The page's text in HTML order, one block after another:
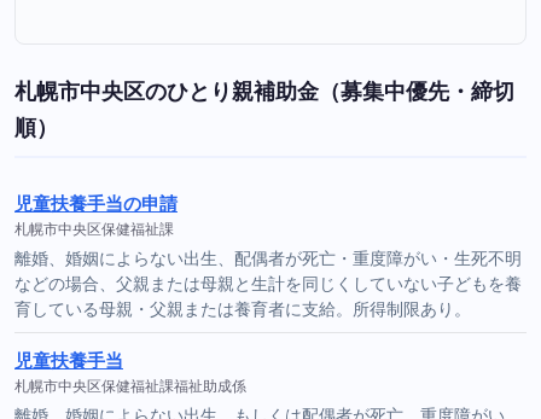
札幌市中央区のひとり親補助金（募集中優先・締切
順）
児童扶養手当の申請
札幌市中央区保健福祉課
離婚、婚姻によらない出生、配偶者が死亡・重度障がい・生死不明
などの場合、父親または母親と生計を同じくしていない子どもを養
育している母親・父親または養育者に支給。所得制限あり。
児童扶養手当
札幌市中央区保健福祉課福祉助成係
離婚、婚姻によらない出生、もしくは配偶者が死亡、重度障がい、